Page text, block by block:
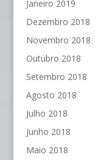
Janeiro 2019
Dezembro 2018
Novembro 2018
Outubro 2018
Setembro 2018
Agosto 2018
Julho 2018
Junho 2018
Maio 2018